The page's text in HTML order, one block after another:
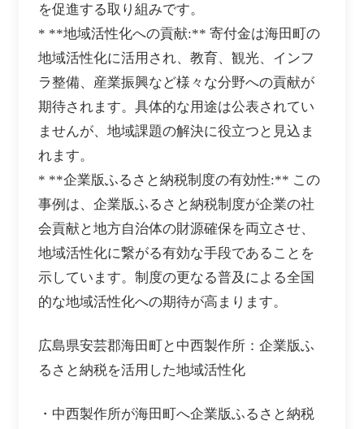
を促進する取り組みです。
* **地域活性化への貢献:** 寄付金は海田町の
地域活性化に活用され、教育、観光、インフ
ラ整備、産業振興など様々な分野への貢献が
期待されます。具体的な用途は公表されてい
ませんが、地域課題の解決に役立つと見込ま
れます。
* **企業版ふるさと納税制度の有効性:** この
事例は、企業版ふるさと納税制度が企業の社
会貢献と地方自治体の財源確保を両立させ、
地域活性化に繋がる有効な手段であることを
示しています。制度の更なる普及による全国
的な地域活性化への期待が高まります。
広島県安芸郡海田町と中西製作所：企業版ふ
るさと納税を活用した地域活性化
・中西製作所が海田町へ企業版ふるさと納税